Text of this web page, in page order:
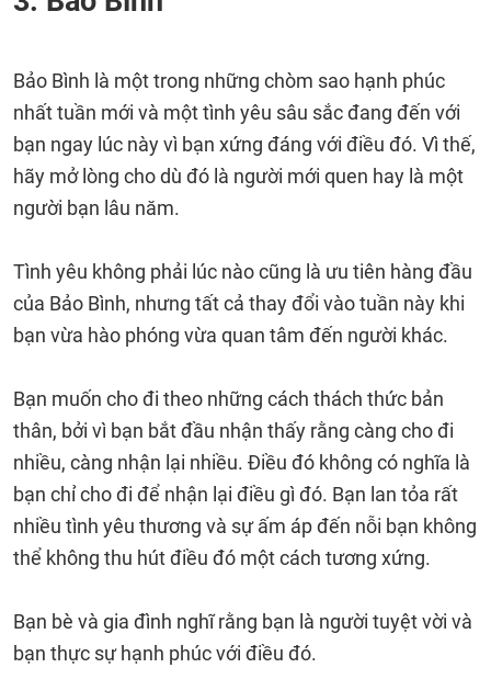
Bảo Bình là một trong những chòm sao hạnh phúc
nhất tuần mới và một tình yêu sâu sắc đang đến với
bạn ngay lúc này vì bạn xứng đáng với điều đó. Vì thế,
hãy mở lòng cho dù đó là người mới quen hay là một
người bạn lâu năm.
Tình yêu không phải lúc nào cũng là ưu tiên hàng đầu
của Bảo Bình, nhưng tất cả thay đổi vào tuần này khi
bạn vừa hào phóng vừa quan tâm đến người khác.
Bạn muốn cho đi theo những cách thách thức bản
thân, bởi vì bạn bắt đầu nhận thấy rằng càng cho đi
nhiều, càng nhận lại nhiều. Điều đó không có nghĩa là
bạn chỉ cho đi để nhận lại điều gì đó. Bạn lan tỏa rất
nhiều tình yêu thương và sự ấm áp đến nỗi bạn không
thể không thu hút điều đó một cách tương xứng.
Bạn bè và gia đình nghĩ rằng bạn là người tuyệt vời và
bạn thực sự hạnh phúc với điều đó.